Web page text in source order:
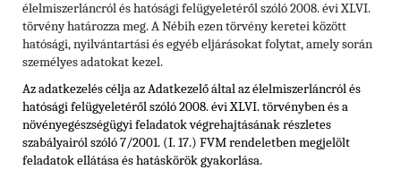
élelmiszerláncról és hatósági felügyeletéről szóló 2008. évi XLVI.
törvény határozza meg. A Nébih ezen törvény keretei között
hatósági, nyilvántartási és egyéb eljárásokat folytat, amely során
személyes adatokat kezel.
Az adatkezelés célja az Adatkezelő által az élelmiszerláncról és
hatósági felügyeletéről szóló 2008. évi XLVI. törvényben ésa
növényegészségügyi feladatok végrehajtásának részletes
szabályairól szóló 7/2001. (I. 17.) FVM rendeletbenmegjelölt
feladatok ellátása és hatáskörök gyakorlása.